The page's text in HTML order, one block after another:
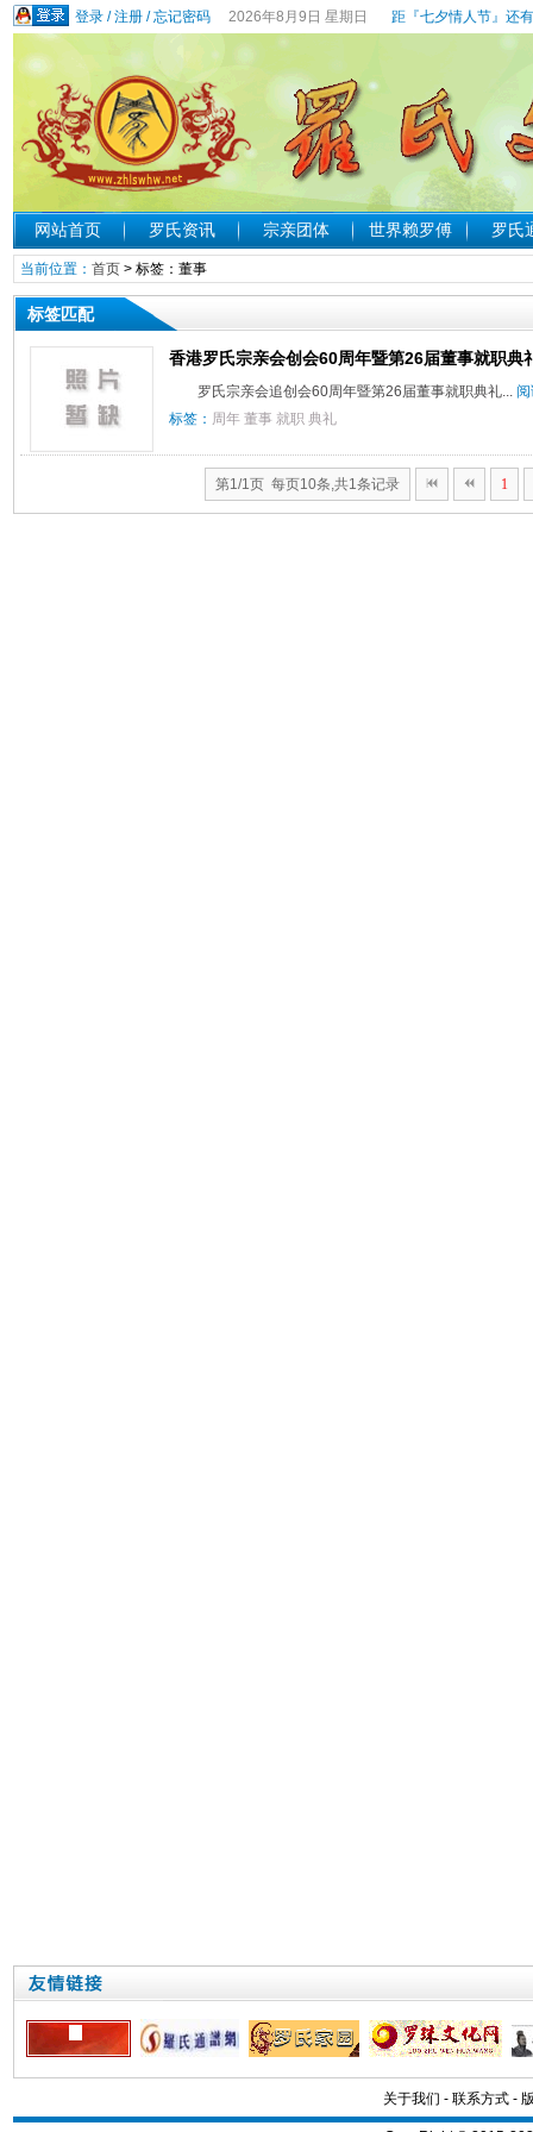
登录/注册/忘记密码 2026年8月9日 星期日 距『七夕情人节』还
网站首页 罗氏资讯 宗亲团体 世界赖罗傅 罗氏
当前位置： 首页> 标签：董事
标签匹配
香港罗氏宗亲会创会60周年暨第26届董事就职典
罗氏宗亲会追创会60周年暨第26届董事就职典礼... 阅
标签： 周年 董事 就职 典礼
第1/1页 每页10条,共1条记录 1
关于我们 - 联系方式-